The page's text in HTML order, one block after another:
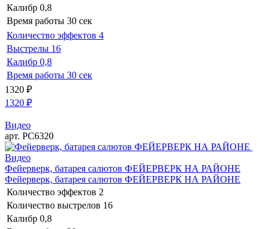
Калибр 0,8
Время работы 30 сек
Количество эффектов 4
Выстрелы 16
Калибр 0,8
Время работы 30 сек
1320 ₽
1320 ₽
Видео
арт. РС6320
Видео
Фейерверк, батарея салютов ФЕЙЕРВЕРК НА РАЙОНЕ
Фейерверк, батарея салютов ФЕЙЕРВЕРК НА РАЙОНЕ
Количество эффектов 2
Количество выстрелов 16
Калибр 0,8